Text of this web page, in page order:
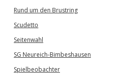
Rund um den Brustring
Scudetto
Seitenwahl
SG Neureich-Bimbeshausen
Spielbeobachter